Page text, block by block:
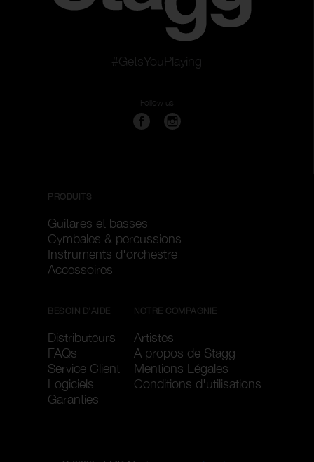
#GetsYouPlaying
Follow us
PRODUITS
Guitares et basses
Cymbales & percussions
Instruments d'orchestre
Accessoires
BESOIN D'AIDE
Distributeurs
FAQs
Service Client
Logiciels
Garanties
NOTRE COMPAGNIE
Artistes
A propos de Stagg
Mentions Légales
Conditions d'utilisations